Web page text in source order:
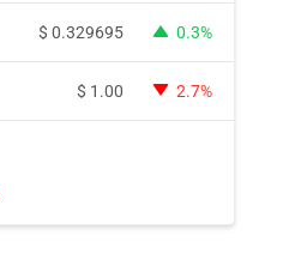
$ 0.329695 0.3%
$ 1.00 2.7%